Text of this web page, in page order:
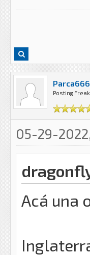
Parca666
Posting Freak
05-29-
Acá una